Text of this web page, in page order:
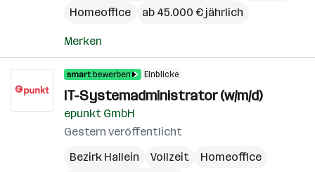
Homeoffice
ab 45.000 € jährlich
Merken
Einblicke
IT-Systemadministrator (w/m/d)
epunkt GmbH
Gestern veröffentlicht
Bezirk Hallein
Vollzeit
Homeoffice